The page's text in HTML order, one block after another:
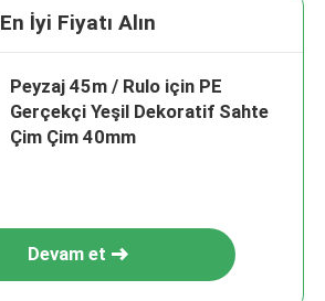
En İyi Fiyatı Alın
Peyzaj 45m / Rulo için PE
Gerçekçi Yeşil Dekoratif Sahte
Çim Çim 40mm
Devam et